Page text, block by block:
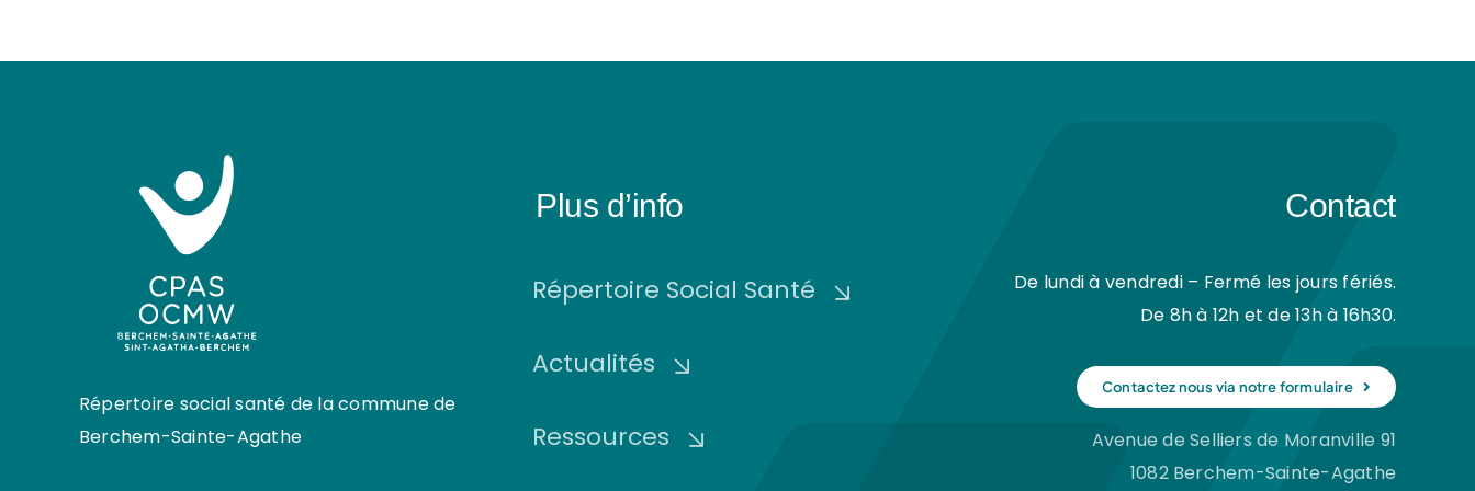
Répertoire social santé de la commune de
Berchem-Sainte-Agathe
Plus d’info
Répertoire Social Santé
Actualités
Ressources
Contact
De lundi à vendredi – Fermé les jours fériés.
De 8h à 12h et de 13h à 16h30.
Contactez nous via notre formulaire
Avenue de Selliers de Moranville 91
1082 Berchem-Sainte-Agathe